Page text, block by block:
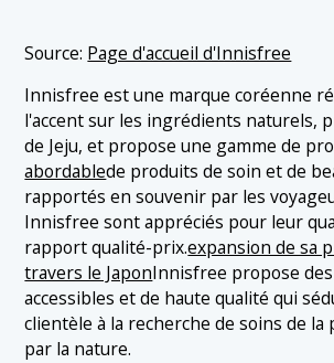
Source: Page d'accueil d'Innisfree
Innisfree est une marque coréenne
l'accent sur les ingrédients naturels,
de Jeju, et propose une gamme de
abordablede produits de soin et de
rapportés en souvenir par les
Innisfree sont appréciés pour leur
rapport qualité-prix.expansion de sa
travers le JaponInnisfree propose
accessibles et de haute qualité qui
clientèle à la recherche de soins de la
par la nature.